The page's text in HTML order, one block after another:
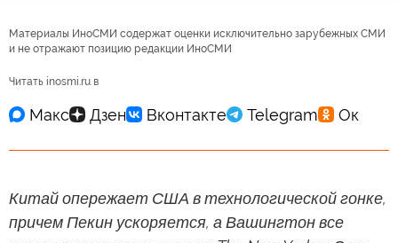
Материалы ИноСМИ содержат оценки исключительно зарубежных СМИ
и не отражают позицию редакции ИноСМИ
Читать inosmi.ru в
Китай опережает США в технологической гонке,
причем Пекин ускоряется, а Вашингтон все